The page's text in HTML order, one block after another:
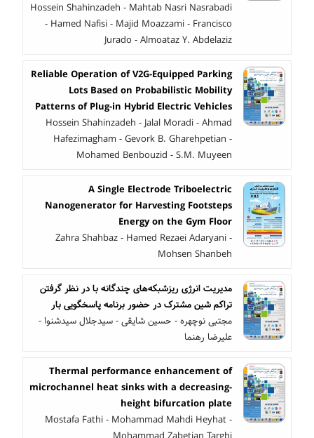
Hossein Shahinzadeh - Mahtab Nasri Nasrabadi
- Hamed Nafisi - Majid Moazzami - Francisco
Jurado - Almoataz Y. Abdelaziz
Reliable Operation of V2G-Equipped Parking
Lots Based on Probabilistic Mobility
Patterns of Plug-in Hybrid Electric Vehicles
Hossein Shahinzadeh - Jalal Moradi - Ahmad
Hafezimagham - Gevork B. Gharehpetian -
Mohamed Benbouzid - S.M. Muyeen
A Single Electrode Triboelectric
Nanogenerator for Harvesting Footsteps
Energy on the Gym Floor
Zahra Shahbaz - Hamed Rezaei Adaryani -
Mohsen Shanbeh
مدیریت انرژی ریزشبکه‌های چندگانه با در نظر گرفتن
تراکم شین مشترک در حضور برنامه پاسخگویی بار
مجتبی نوچهره - حسین شایقی - سیدجلال سیدشنوا -
علیرضا رهنما
Thermal performance enhancement of
microchannel heat sinks with a decreasing-
height bifurcation plate
Mostafa Fathi - Mohammad Mahdi Heyhat -